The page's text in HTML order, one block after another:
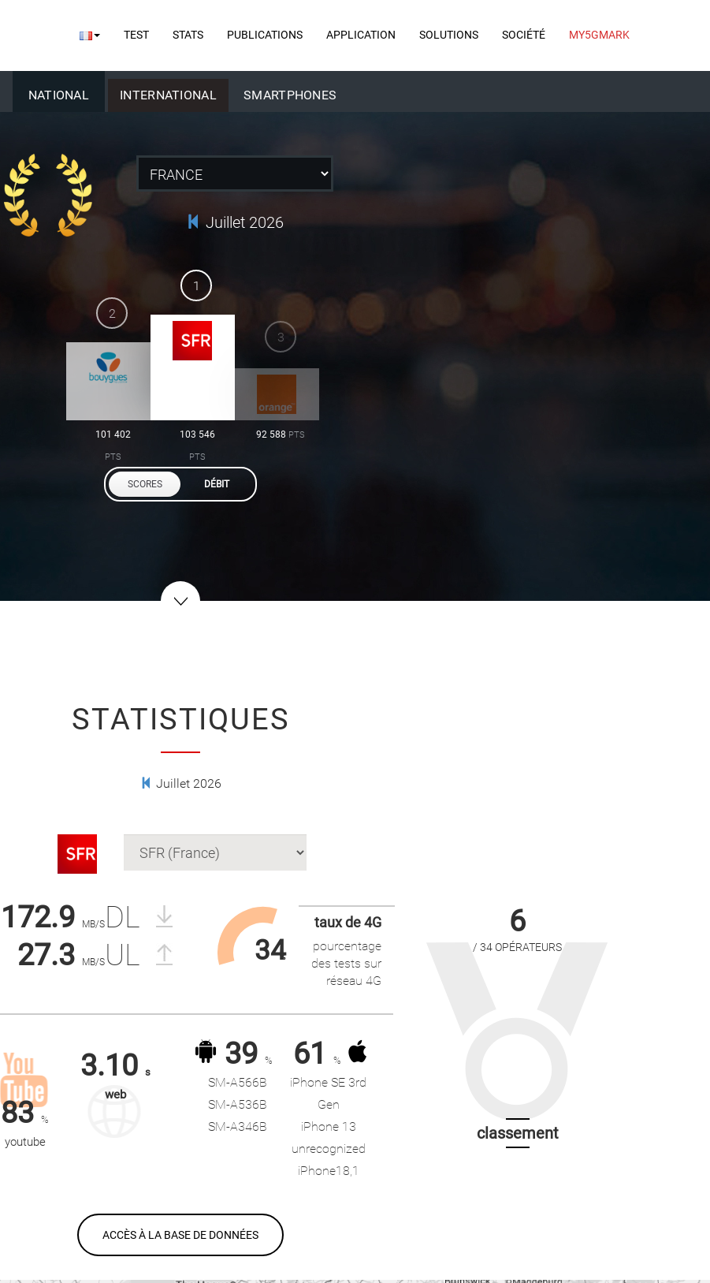
TEST STATS PUBLICATIONS APPLICATION SOLUTIONS SOCIÉTÉ MY5GMARK
NATIONAL INTERNATIONAL SMARTPHONES
Juillet 2026
2
101 402
PTS
1
103 546
PTS
3
92 588 PTS
SCORES DÉBIT
STATISTIQUES
Juillet 2026
172.9 MB/S DL
27.3
MB/S UL 34
%
taux de 4G
pourcentage
des tests sur
réseau 4G
83%
youtube
3.10s
web
39%
SM-A566B
SM-A536B
SM-A346B
61%
iPhone SE 3rd
Gen
iPhone 13
unrecognized
iPhone18,1
6
/ 34 OPÉRATEURS
classement
ACCÈS À LA BASE DE DONNÉES